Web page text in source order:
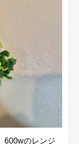
600wのレンジ